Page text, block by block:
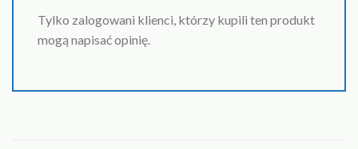
Tylko zalogowani klienci, którzy kupili ten produkt
mogą napisać opinię.